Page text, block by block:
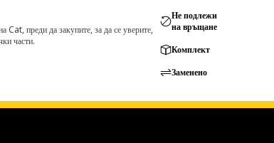
преди да закупите, за да се уверите,
части.
Не подлежи
на връщане
Комплект
Заменено